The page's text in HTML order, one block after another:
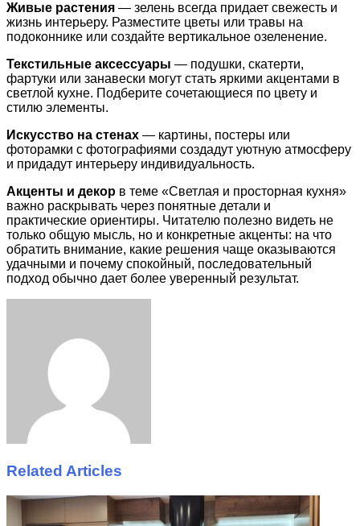
Живые растения — зелень всегда придает свежесть и
жизнь интерьеру. Разместите цветы или травы на
подоконнике или создайте вертикальное озеленение.
Текстильные аксессуары — подушки, скатерти,
фартуки или занавески могут стать яркими акцентами в
светлой кухне. Подберите сочетающиеся по цвету и
стилю элементы.
Искусство на стенах — картины, постеры или
фоторамки с фотографиями создадут уютную атмосферу
и придадут интерьеру индивидуальность.
Акценты и декор в теме «Светлая и просторная кухня»
важно раскрывать через понятные детали и
практические ориентиры. Читателю полезно видеть не
только общую мысль, но и конкретные акценты: на что
обратить внимание, какие решения чаще оказываются
удачными и почему спокойный, последовательный
подход обычно дает более уверенный результат.
Related Articles